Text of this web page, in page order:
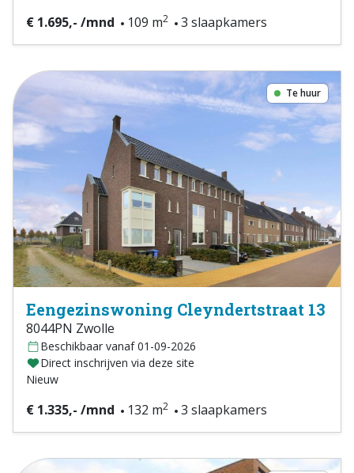
€ 1.695,- /mnd 109 m2 3 slaapkamers
Te huur
Eengezinswoning Cleyndertstraat 13
8044PN Zwolle
Beschikbaar vanaf 01-09-2026
Direct inschrijven via deze site
Nieuw
€ 1.335,- /mnd 132 m2 3 slaapkamers